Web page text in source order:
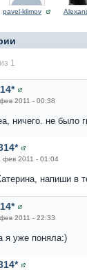
pavel-klimov
1
2011 - 00:38
ничего. не было
фев 2011 - 01:04
напиши в
2011 - 22:33
я уже поняла:)